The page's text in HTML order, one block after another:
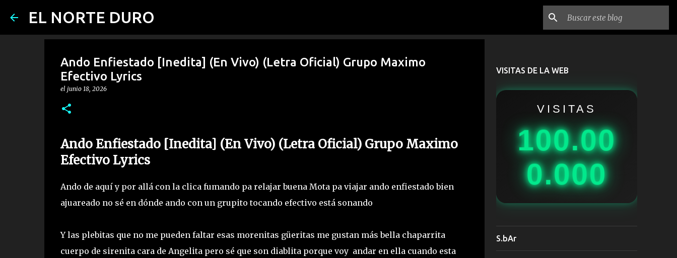
EL NORTE DURO
Ando Enfiestado [Inedita] (En Vivo) (Letra Oficial) Grupo Maximo
Efectivo Lyrics
el junio 18, 2026
Ando Enfiestado [Inedita] (En Vivo) (Letra Oficial) Grupo Maximo
Efectivo Lyrics
Ando de aquí y por allá con la clica fumando pa relajar buena Mota pa viajar ando enfiestado bien
ajuareado no sé en dónde ando con un grupito tocando efectivo está sonando
Y las plebitas que no me pueden faltar esas morenitas güeritas me gustan más bella chaparrita
cuerpo de sirenita cara de Angelita pero sé que son diablita porque voy andar en ella cuando esta
VISITAS DE LA WEB
VISITAS
100.00
0.000
S.bAr